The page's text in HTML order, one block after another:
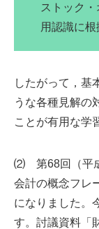
ストック
用認識に根
したがって，基
うな各種見解の
ことが有用な学
⑵ 第68回（平成
会計の概念フレ
になりました。
す。討議資料「